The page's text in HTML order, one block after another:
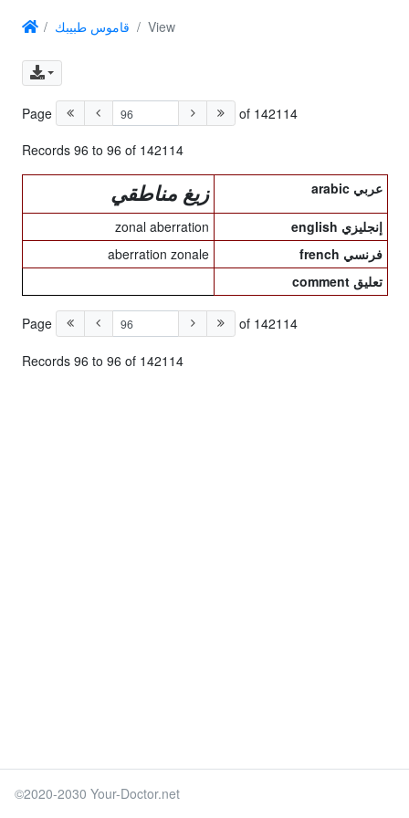
قاموس طبيبك View
Page of 142114
Records 96 to 96 of 142114
arabic عربي زيغ مناطقي
english إنجليزي
zonal aberration
french فرنسي
aberration zonale
comment تعليق
Page of 142114
Records 96 to 96 of 142114
©2020-2030 Your-Doctor.net